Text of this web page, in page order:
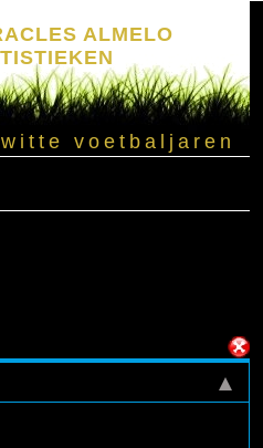
ALMELO
voetbaljaren